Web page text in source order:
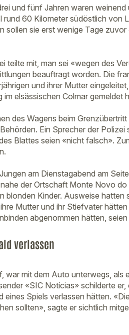
und fünf Jahren waren weinend
rund 60 Kilometer südöstlich von
sollen sie erst wenige Tage
teilte mit, man sei «wegen des
beauftragt worden. Die
und ihrer Mutter
elsässischen Colmar gemeldet
des Wagens beim
Ein Sprecher der
Blattes seien «nicht falsch».
am Dienstagabend am
der Ortschaft Monte Novo
blonden Kinder. Ausweise hatten
Mutter und ihr Stiefvater
abgenommen hätten,
verlassen
war mit dem Auto unterwegs, als
«SIC Notícias» schilderte
eines Spiels verlassen hätten.
sollten», sagte er sichtlich